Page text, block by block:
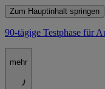
Zum Hauptinhalt springen
90-tägige Testphase für
mehr